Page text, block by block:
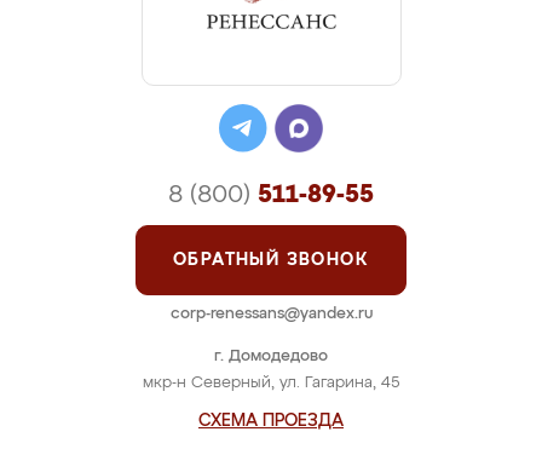
г. Домодедово
мкр-н Северный, ул. Гагарина, 45
СХЕМА ПРОЕЗДА
8 (800) 511-89-55
ОБРАТНЫЙ ЗВОНОК
corp-renessans@yandex.ru